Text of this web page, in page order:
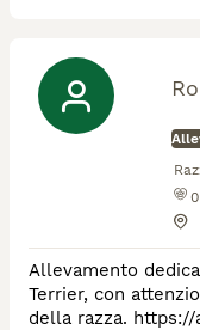
0
Allevamento
Terrier, con
della razza.